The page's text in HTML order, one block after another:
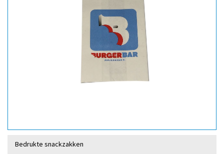
Bedrukte snackzakken